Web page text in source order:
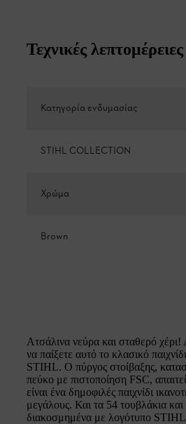
Τεχνικές λεπτομέρειες
Κατηγορία ενδυμασίας
STIHL COLLECTION
Χρώμα
Brown
Ατσάλινα νεύρα και σταθερό χέρι!
να παίξετε αυτό το κλασικό
STIHL. Ο πύργος στοίβαξης,
πεύκο με πιστοποίηση FSC,
είναι ένα δημοφιλές παιχνίδι
μεγάλους. Και τα 54 τουβλάκια και
διακοσμημένα με λογότυπο STIHL